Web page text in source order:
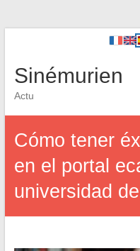
Sinémurien
Actu
Cómo tener
en el portal
universidad